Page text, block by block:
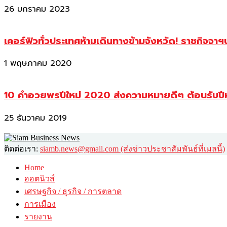
26 มกราคม 2023
เคอร์ฟิวทั่วประเทศห้ามเดินทางข้ามจังหวัด! ราชกิจจา
1 พฤษภาคม 2020
10 คำอวยพรปีใหม่ 2020 ส่งความหมายดีๆ ต้อนรับ
25 ธันวาคม 2019
ติดต่อเรา: siamb.news@gmail.com (ส่งข่าวประชาสัมพันธ์ที่เมลนี้)
Home
ฮอตนิวส์
เศรษฐกิจ / ธุรกิจ / การตลาด
การเมือง
รายงาน